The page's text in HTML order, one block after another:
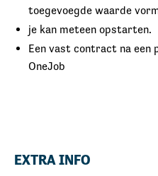
toegevoegde waarde
je kan meteen opstarten.
Een vast contract na
OneJob
EXTRA INFO